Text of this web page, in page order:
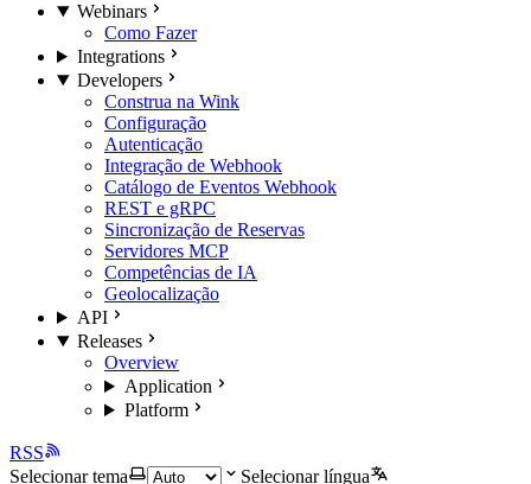
Webinars
Como Fazer
Integrations
Developers
Construa na Wink
Configuração
Autenticação
Integração de Webhook
Catálogo de Eventos Webhook
REST e gRPC
Sincronização de Reservas
Servidores MCP
Competências de IA
Geolocalização
API
Releases
Overview
Application
Platform
RSS
Selecionar tema
Selecionar língua